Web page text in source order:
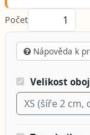
Počet
Nápověda k
Velikost
XS (šíře 2 cm,